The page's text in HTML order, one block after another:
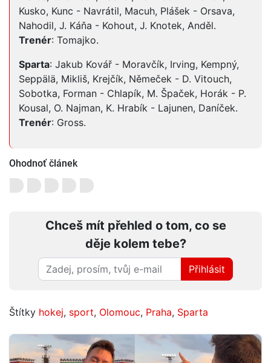
Kusko, Kunc - Navrátil, Macuh, Plášek - Orsava,
Nahodil, J. Káňa - Kohout, J. Knotek, Anděl.
Trenér: Tomajko.
Sparta: Jakub Kovář - Moravčík, Irving, Kempný,
Seppälä, Mikliš, Krejčík, Němeček - D. Vitouch,
Sobotka, Forman - Chlapík, M. Špaček, Horák - P.
Kousal, O. Najman, K. Hrabík - Lajunen, Daníček.
Trenér: Gross.
Ohodnoť článek
Chceš mít přehled o tom, co se
děje kolem tebe?
Přihlásit
Štítky hokej, sport, Olomouc, Praha, Sparta